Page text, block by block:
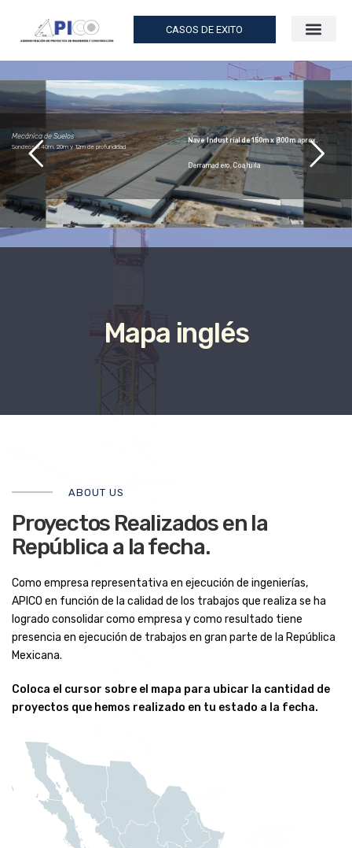
CASOS DE EXITO
Mecánica de Suelos
Sondeos a 40m, 20m y 12m de profundidad
Nave Industrial de 150m x 800m aprox.
Derramadero, Coahuila
Mapa inglés
ABOUT US
Proyectos Realizados en la
República a la fecha.
Como empresa representativa en ejecución de ingenierías,
APICO en función de la calidad de los trabajos que realiza se ha
logrado consolidar como empresa y como resultado tiene
presencia en ejecución de trabajos en gran parte de la República
Mexicana.
Coloca el cursor sobre el mapa para ubicar la cantidad de
proyectos que hemos realizado en tu estado a la fecha.